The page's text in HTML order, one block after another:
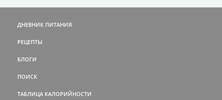
ДНЕВНИК ПИТАНИЯ
РЕЦЕПТЫ
БЛОГИ
ПОИСК
ТАБЛИЦА КАЛОРИЙНОСТИ